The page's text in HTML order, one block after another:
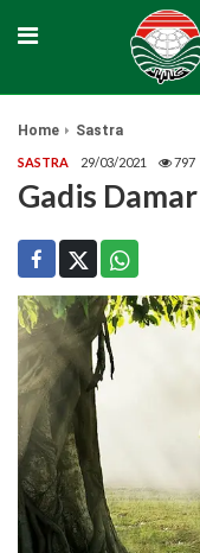
Home Sastra
SASTRA 29/03/2021 797
Gadis Damar